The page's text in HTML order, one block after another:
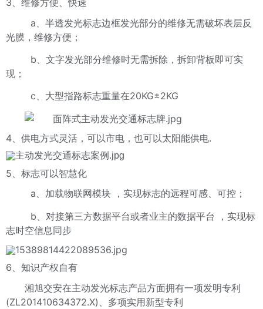
3 、维修方便、快速
a、半透发光标志边框发光部分的维修无需破坏表层反
光膜，维修方便；
b、文字发光部分维修时无需拆除，拆卸背板即可实
现；
c、大型指路标志重量在20KG±2KG
4 、供电方式灵活，可以市电，也可以太阳能供电.
5 、标志可以智慧化
a、加载物联网模块 ，实现标志的远程可感、可控；
b、对接第三方数据平台或者业主的数据平台 ，实现标
志时空信息同步
6、知识产权自有
湘旭交安在主动发光标志产品方面拥有一项发明专利
(ZL201410634372.X)、多项实用新型专利